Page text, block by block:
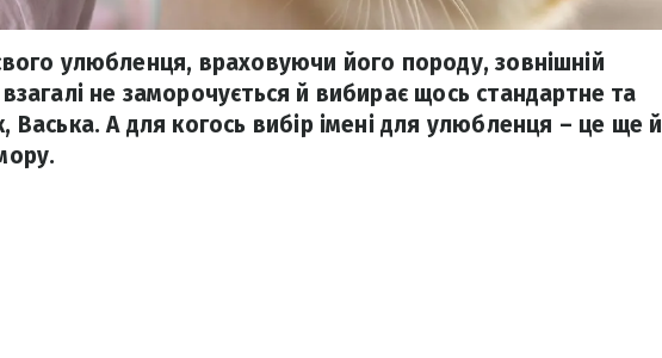
улюбленця, враховуючи його породу, зовнішній
не заморочується й вибирає щось стандартне та
Васька. А для когось вибір імені для улюбленця – це ще й